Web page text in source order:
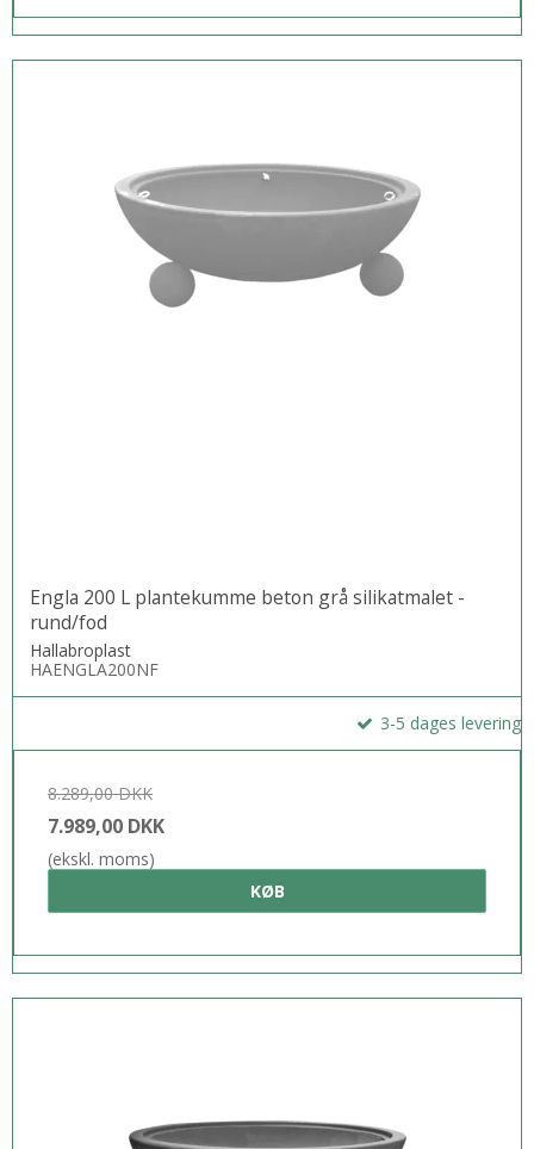
Engla 200 L plantekumme beton grå silikatmalet -
rund/fod
Hallabroplast
HAENGLA200NF
3-5 dages levering
8.289,00 DKK
7.989,00 DKK
(ekskl. moms)
KØB